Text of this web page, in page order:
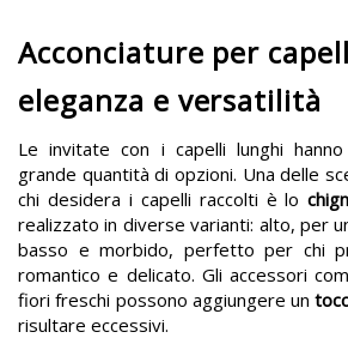
Acconciature per
eleganza e versatilità
Le invitate con i capelli lunghi
grande quantità di opzioni. Una delle
chi desidera i capelli raccolti è lo
realizzato in diverse varianti: alto, per
basso e morbido, perfetto per chi
romantico e delicato. Gli accessori
fiori freschi possono aggiungere un
risultare eccessivi.